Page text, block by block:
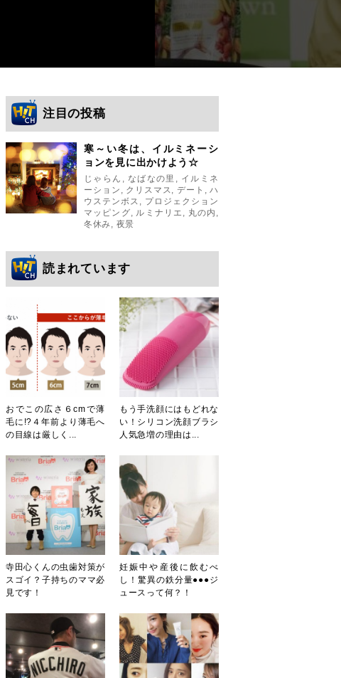
注目の投稿
寒～い冬は、イルミネーシ
ョンを見に出かけよう☆
じゃらん , なばなの里 , イルミネ
ーション , クリスマス,デート ,ハ
ウステンボス , プロジェクション
マッピング, ルミナリエ , 丸の内 ,
冬休み, 夜景
読まれています
おでこの広さ６cmで薄
毛に!?４年前より薄毛へ
の目線は厳しく...
もう手洗顔にはもどれな
い！シリコン洗顔ブラシ
人気急増の理由は...
寺田心くんの虫歯対策が
スゴイ？子持ちのママ必
見です！
妊娠中や産後に飲むべ
し！驚異の鉄分量●●●ジ
ュースって何？！